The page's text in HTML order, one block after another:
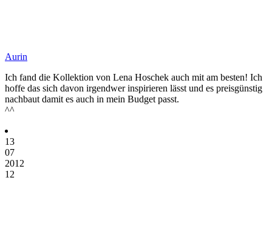
Aurin
Ich fand die Kollektion von Lena Hoschek auch mit am besten! Ich
hoffe das sich davon irgendwer inspirieren lässt und es preisgünstig
nachbaut damit es auch in mein Budget passt.
^^
13
07
2012
12